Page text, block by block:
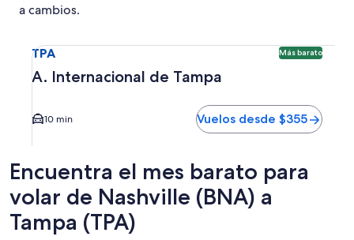
a cambios.
TPA Más barato
A. Internacional de Tampa
10 min Vuelos desde $355
Encuentra el mes barato para
volar de Nashville (BNA) a
Tampa (TPA)